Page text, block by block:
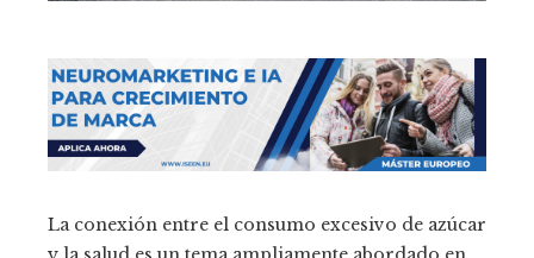
La conexión entre el consumo excesivo de azúcar